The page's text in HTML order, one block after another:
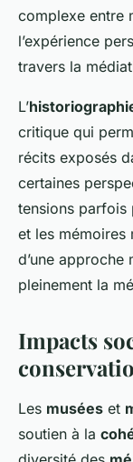
complexe entre
l’expérience
travers la
L’
critique qui
récits exposés
certaines
tensions parfois
et les mémoires
d’une
pleinement la
Impacts
Les musées et
soutien à la